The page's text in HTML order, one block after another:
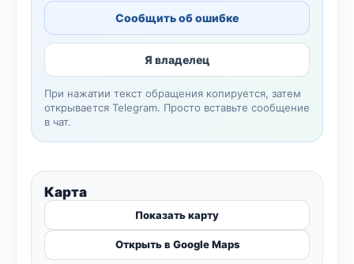
Сообщить об ошибке
Я владелец
При нажатии текст обращения копируется, затем
открывается Telegram. Просто вставьте сообщение
в чат.
Карта
Показать карту
Открыть в Google Maps